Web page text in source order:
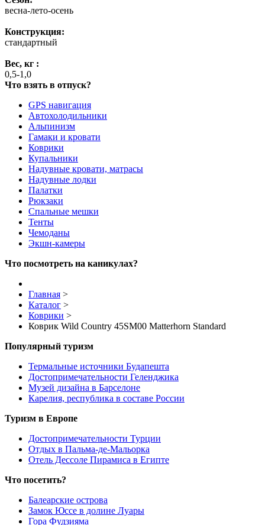
весна-лето-осень
Конструкция:
стандартный
Вес, кг :
0,5-1,0
Что взять в отпуск?
GPS навигация
Автохолодильники
Альпинизм
Гамаки и кровати
Коврики
Купальники
Надувные кровати, матрасы
Надувные лодки
Палатки
Рюкзаки
Спальные мешки
Тенты
Чемоданы
Экшн-камеры
Что посмотреть на каникулах?
Главная >
Каталог >
Коврики >
Коврик Wild Country 45SM00 Matterhorn Standard
Популярный туризм
Термальные источники Будапешта
Достопримечательности Геленджика
Музей дизайна в Барселоне
Карелия, республика в составе России
Туризм в Европе
Достопримечательности Турции
Отдых в Пальма-де-Мальорка
Отель Дессоле Пирамиса в Египте
Что посетить?
Балеарские острова
Замок Юссе в долине Луары
Гора Фудзияма